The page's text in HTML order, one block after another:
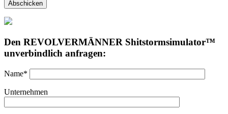
Den REVOLVERMÄNNER Shitstormsimulator™
unverbindlich anfragen:
Name*
Unternehmen